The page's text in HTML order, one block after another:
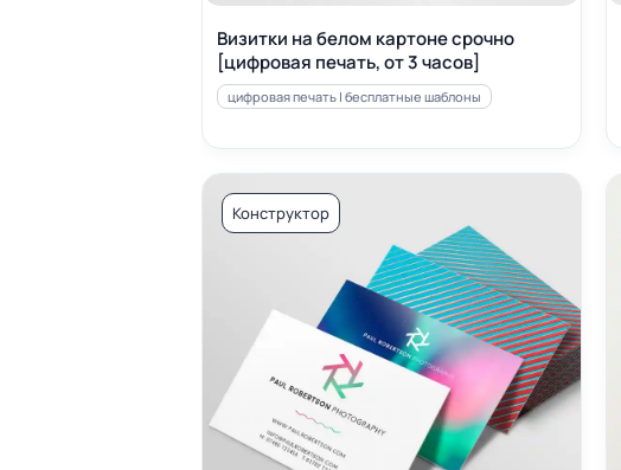
Визитки на белом картоне срочно
[цифровая печать, от 3 часов]
цифровая печать | бесплатные шаблоны
Конструктор